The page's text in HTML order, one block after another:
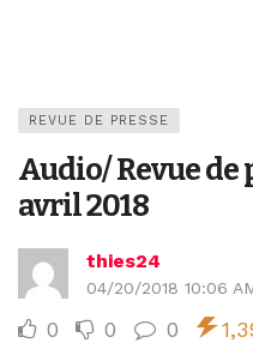
REVUE DE PRESSE
Audio/ Revue de
avril 2018
thies24
04/20/2018 10:06
0 0 0